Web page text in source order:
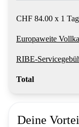
CHF 84.00 x 1
Europaweite
RIBE-
Total
Deine